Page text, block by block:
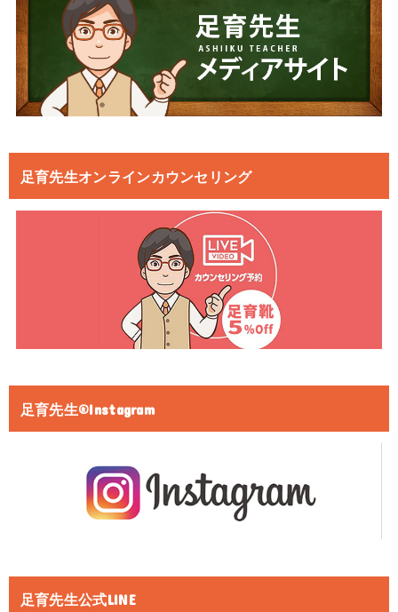
足育先生オンラインカウンセリング
足育先生®Instagram
足育先生公式LINE